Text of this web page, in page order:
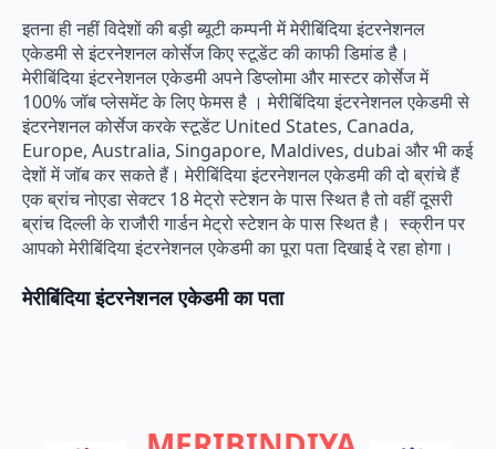
इतना ही नहीं विदेशों की बड़ी ब्यूटी कम्पनी में मेरीबिंदिया इंटरनेशनल
एकेडमी से इंटरनेशनल कोर्सेज किए स्टूडेंट की काफी डिमांड है।
मेरीबिंदिया इंटरनेशनल एकेडमी अपने डिप्लोमा और मास्टर कोर्सेज में
100% जॉब प्लेसमेंट के लिए फेमस है । मेरीबिंदिया इंटरनेशनल एकेडमी से
इंटरनेशनल कोर्सेज करके स्टूडेंट United States, Canada,
Europe, Australia, Singapore, Maldives, dubai और भी कई
देशों में जॉब कर सकते हैं। मेरीबिंदिया इंटरनेशनल एकेडमी की दो ब्रांचे हैं
एक ब्रांच नोएडा सेक्टर 18 मेट्रो स्टेशन के पास स्थित है तो वहीं दूसरी
ब्रांच दिल्ली के राजौरी गार्डन मेट्रो स्टेशन के पास स्थित है। स्क्रीन पर
आपको मेरीबिंदिया इंटरनेशनल एकेडमी का पूरा पता दिखाई दे रहा होगा।
मेरीबिंदिया इंटरनेशनल एकेडमी का पता